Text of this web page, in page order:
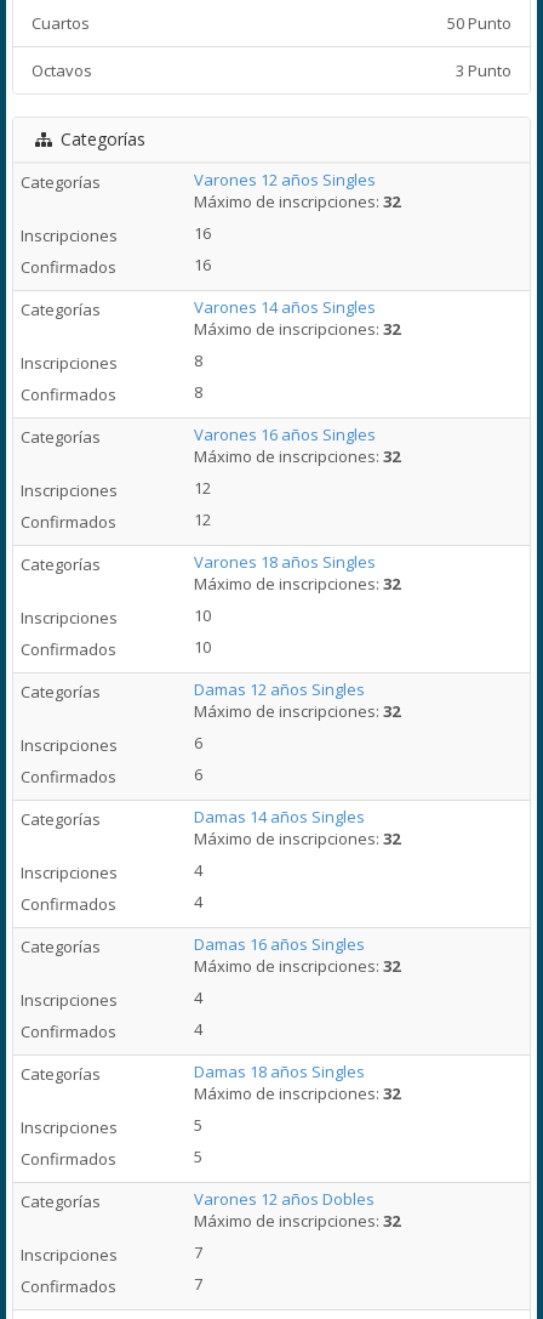
Cuartos 50 Punto
Octavos 3 Punto
Categorías
Varones 12 años Singles
Máximo de inscripciones:32
16
16
Varones 14 años Singles
Máximo de inscripciones:32
8
8
Varones 16 años Singles
Máximo de inscripciones:32
12
12
Varones 18 años Singles
Máximo de inscripciones:32
10
10
Damas 12 años Singles
Máximo de inscripciones:32
6
6
Damas 14 años Singles
Máximo de inscripciones:32
4
4
Damas 16 años Singles
Máximo de inscripciones:32
4
4
Damas 18 años Singles
Máximo de inscripciones:32
5
5
Varones 12 años Dobles
Máximo de inscripciones:32
7
7